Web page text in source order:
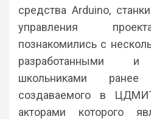
средства Arduino,
управления
познакомились с
разработанными и
школьниками
создаваемого в
акторами которого